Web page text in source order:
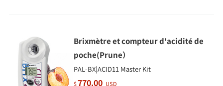
Brixmètre et compteur d'acidité de
poche(Prune）
PAL-BX|ACID11 Master Kit
$770.00 USD